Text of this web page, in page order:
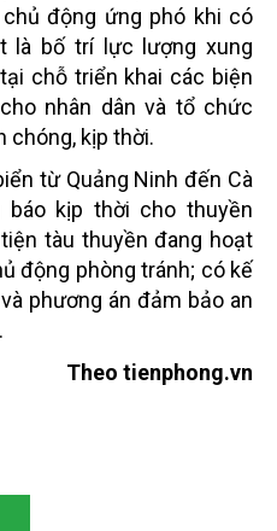
động ứng phó khi có
là bố trí lực lượng xung
chỗ triển khai các biện
nhân dân và tổ chức
chóng, kịp thời.
từ Quảng Ninh đến Cà
báo kịp thời cho thuyền
tàu thuyền đang hoạt
động phòng tránh; có kế
phương án đảm bảo an
Theo tienphong.vn